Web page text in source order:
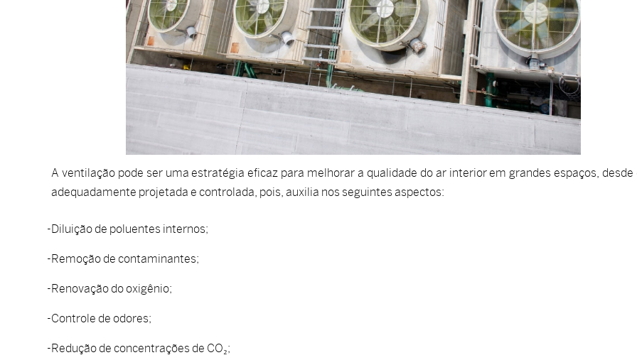
A ventilação pode ser uma estratégia eficaz para melhorar a qualidade do ar interior em grandes espaços, desde
adequadamente projetada e controlada, pois, auxilia nos seguintes aspectos:
Diluição de poluentes internos;
Remoção de contaminantes;
Renovação do oxigênio;
Controle de odores;
Redução de concentrações de CO₂;